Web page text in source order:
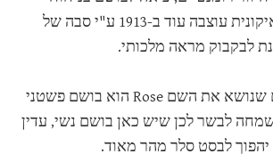
ורדים. ההטבעה האיקונית עוצבה עוד ב-1913 ע"י סבה של
לבקבוק מראה מלכותי.
אם חשבתן שבושם שנושא את השם Rose הוא בושם פשטני
שמחה לבשר לכן שיש כאן בושם נשי, עדין
לבסט סלר מהר מאוד.